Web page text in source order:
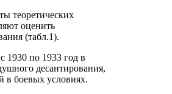
теоретических
оценить
(табл.1).
1930 по 1933 год в
десантирования,
в боевых условиях.